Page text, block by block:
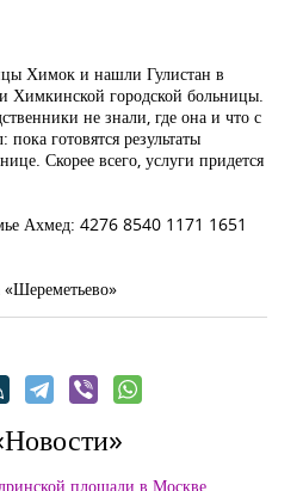
Химок и нашли Гулистан в
Химкинской городской больницы.
не знали, где она и что с
готовятся результаты
Скорее всего, услуги придется
Ахмед: 4276 8540 1171 1651
«Шереметьево»
площади в Москве